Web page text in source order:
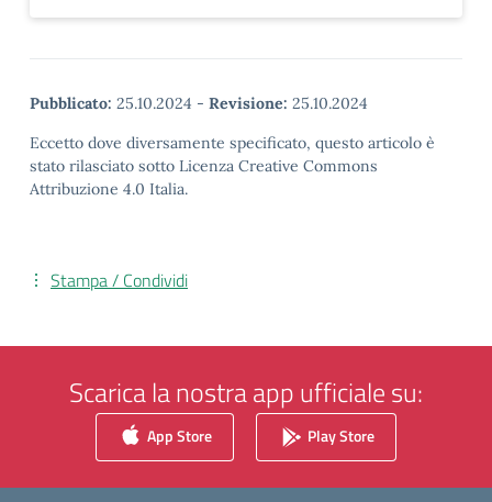
Pubblicato: 25.10.2024 - Revisione: 25.10.2024
Eccetto dove diversamente specificato, questo articolo è
stato rilasciato sotto Licenza Creative Commons
Attribuzione 4.0 Italia.
Stampa / Condividi
Scarica la nostra app ufficiale su:
App Store Play Store